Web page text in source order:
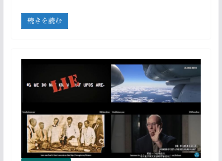
続きを読む